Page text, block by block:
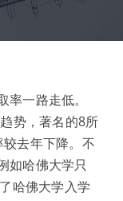
一路走低。
势，著名的8所
去年下降。不
如哈佛大学只
哈佛大学入学